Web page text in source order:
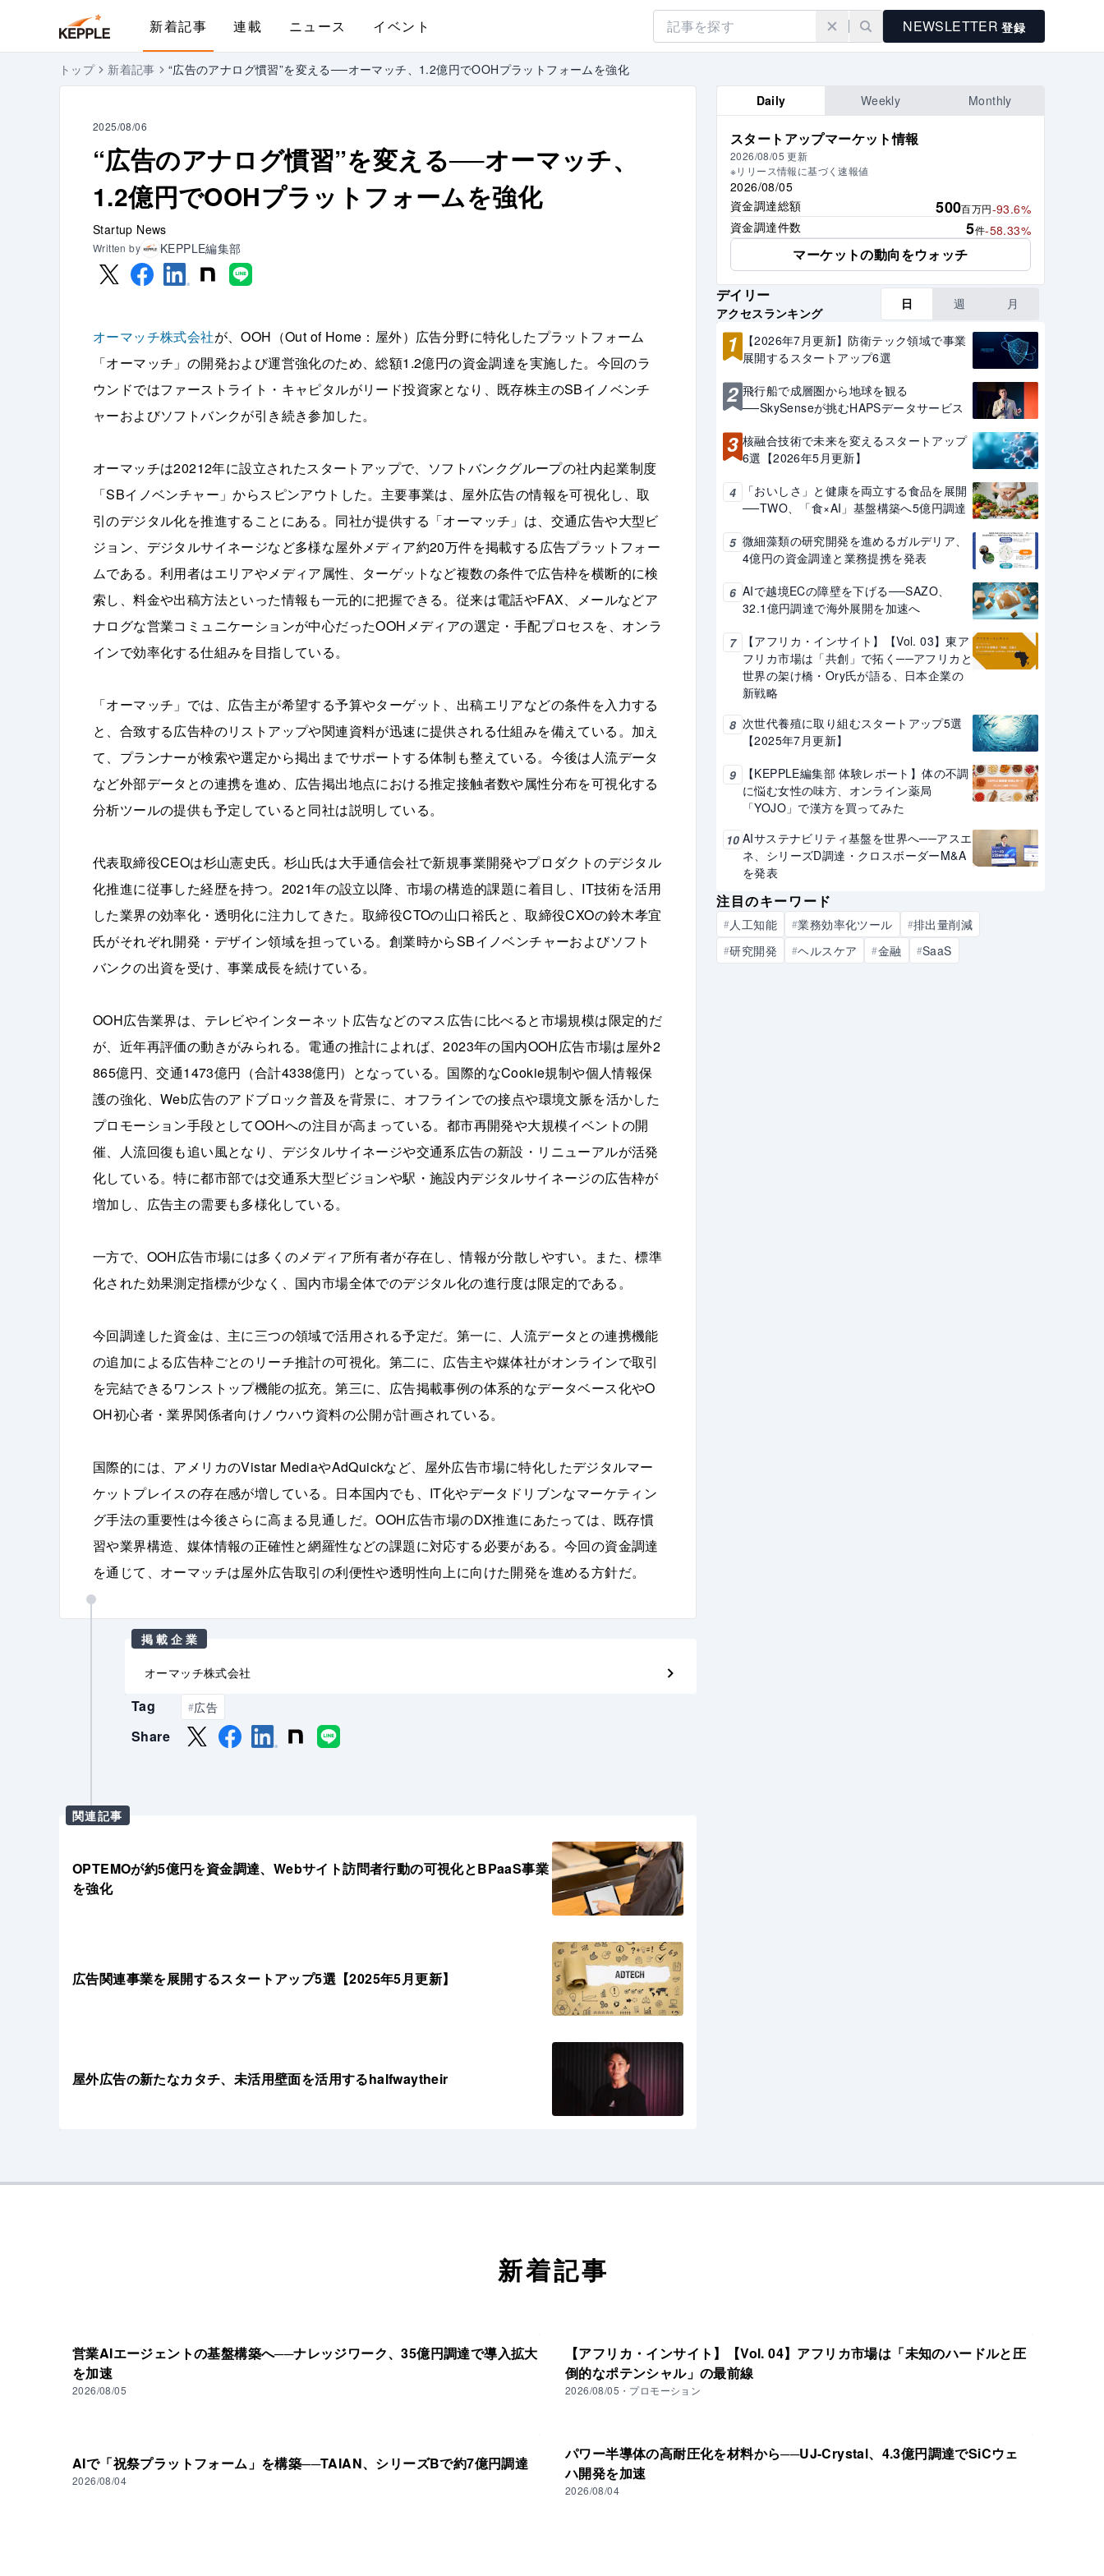
新着記事 連載 ニュース イベント NEWSLETTER 登録
トップ 新着記事 “広告のアナログ慣習”を変える──オーマッチ、1.2億円でOOHプラットフォームを強化
2025/08/06
“広告のアナログ慣習”を変える──オーマッチ、
1.2億円でOOHプラットフォームを強化
Startup News
Written by KEPPLE編集部
オーマッチ株式会社が、OOH（Out of Home：屋外）広告分野に特化したプラットフォーム
「オーマッチ」の開発および運営強化のため、総額1.2億円の資金調達を実施した。今回のラ
ウンドではファーストライト・キャピタルがリード投資家となり、既存株主のSBイノベンチ
ャーおよびソフトバンクが引き続き参加した。
オーマッチは20212年に設立されたスタートアップで、ソフトバンクグループの社内起業制度
「SBイノベンチャー」からスピンアウトした。主要事業は、屋外広告の情報を可視化し、取
引のデジタル化を推進することにある。同社が提供する「オーマッチ」は、交通広告や大型ビ
ジョン、デジタルサイネージなど多様な屋外メディア約20万件を掲載する広告プラットフォー
ムである。利用者はエリアやメディア属性、ターゲットなど複数の条件で広告枠を横断的に検
索し、料金や出稿方法といった情報も一元的に把握できる。従来は電話やFAX、メールなどア
ナログな営業コミュニケーションが中心だったOOHメディアの選定・手配プロセスを、オンラ
インで効率化する仕組みを目指している。
「オーマッチ」では、広告主が希望する予算やターゲット、出稿エリアなどの条件を入力する
と、合致する広告枠のリストアップや関連資料が迅速に提供される仕組みを備えている。加え
て、プランナーが検索や選定から掲出までサポートする体制も整えている。今後は人流データ
など外部データとの連携を進め、広告掲出地点における推定接触者数や属性分布を可視化する
分析ツールの提供も予定していると同社は説明している。
代表取締役CEOは杉山憲史氏。杉山氏は大手通信会社で新規事業開発やプロダクトのデジタル
化推進に従事した経歴を持つ。2021年の設立以降、市場の構造的課題に着目し、IT技術を活用
した業界の効率化・透明化に注力してきた。取締役CTOの山口裕氏と、取締役CXOの鈴木孝宜
氏がそれぞれ開発・デザイン領域を担っている。創業時からSBイノベンチャーおよびソフト
バンクの出資を受け、事業成長を続けている。
OOH広告業界は、テレビやインターネット広告などのマス広告に比べると市場規模は限定的だ
が、近年再評価の動きがみられる。電通の推計によれば、2023年の国内OOH広告市場は屋外2
865億円、交通1473億円（合計4338億円）となっている。国際的なCookie規制や個人情報保
護の強化、Web広告のアドブロック普及を背景に、オフラインでの接点や環境文脈を活かした
プロモーション手段としてOOHへの注目が高まっている。都市再開発や大規模イベントの開
催、人流回復も追い風となり、デジタルサイネージや交通系広告の新設・リニューアルが活発
化している。特に都市部では交通系大型ビジョンや駅・施設内デジタルサイネージの広告枠が
増加し、広告主の需要も多様化している。
一方で、OOH広告市場には多くのメディア所有者が存在し、情報が分散しやすい。また、標準
化された効果測定指標が少なく、国内市場全体でのデジタル化の進行度は限定的である。
今回調達した資金は、主に三つの領域で活用される予定だ。第一に、人流データとの連携機能
の追加による広告枠ごとのリーチ推計の可視化。第二に、広告主や媒体社がオンラインで取引
を完結できるワンストップ機能の拡充。第三に、広告掲載事例の体系的なデータベース化やO
OH初心者・業界関係者向けノウハウ資料の公開が計画されている。
国際的には、アメリカのVistar MediaやAdQuickなど、屋外広告市場に特化したデジタルマー
ケットプレイスの存在感が増している。日本国内でも、IT化やデータドリブンなマーケティン
グ手法の重要性は今後さらに高まる見通しだ。OOH広告市場のDX推進にあたっては、既存慣
習や業界構造、媒体情報の正確性と網羅性などの課題に対応する必要がある。今回の資金調達
を通じて、オーマッチは屋外広告取引の利便性や透明性向上に向けた開発を進める方針だ。
掲載企業
オーマッチ株式会社
Tag #広告
Share
関連記事
OPTEMOが約5億円を資金調達、Webサイト訪問者行動の可視化とBPaaS事業
を強化
広告関連事業を展開するスタートアップ5選【2025年5月更新】
屋外広告の新たなカタチ、未活用壁面を活用するhalfwaytheir
Daily Weekly Monthly
スタートアップマーケット情報
2026/08/05 更新
※リリース情報に基づく速報値
2026/08/05
資金調達総額
500百万円-93.6%
資金調達件数
5件-58.33%
マーケットの動向をウォッチ
デイリー
アクセスランキング
日 週 月
1
【2026年7月更新】防衛テック領域で事業
展開するスタートアップ6選
2 飛行船で成層圏から地球を観る
──SkySenseが挑むHAPSデータサービス
3 核融合技術で未来を変えるスタートアップ
6選【2026年5月更新】
4
「おいしさ」と健康を両立する食品を展開
──TWO、「食×AI」基盤構築へ5億円調達
5 微細藻類の研究開発を進めるガルデリア、
4億円の資金調達と業務提携を発表
6 AIで越境ECの障壁を下げる──SAZO、
32.1億円調達で海外展開を加速へ
7
【アフリカ・インサイト】【Vol. 03】東ア
フリカ市場は「共創」で拓く──アフリカと
世界の架け橋・Ory氏が語る、日本企業の
新戦略
8 次世代養殖に取り組むスタートアップ5選
【2025年7月更新】
9
【KEPPLE編集部 体験レポート】体の不調
に悩む女性の味方、オンライン薬局
「YOJO」で漢方を買ってみた
10 AIサステナビリティ基盤を世界へ──アスエ
ネ、シリーズD調達・クロスボーダーM&A
を発表
注目のキーワード
#人工知能 #業務効率化ツール #排出量削減
#研究開発 #ヘルスケア #金融 #SaaS
新着記事
営業AIエージェントの基盤構築へ──ナレッジワーク、35億円調達で導入拡大
を加速
2026/08/05
【アフリカ・インサイト】【Vol. 04】アフリカ市場は「未知のハードルと圧
倒的なポテンシャル」の最前線
2026/08/05 ・ プロモーション
AIで「祝祭プラットフォーム」を構築──TAIAN、シリーズBで約7億円調達
2026/08/04
パワー半導体の高耐圧化を材料から──UJ-Crystal、4.3億円調達でSiCウェ
ハ開発を加速
2026/08/04